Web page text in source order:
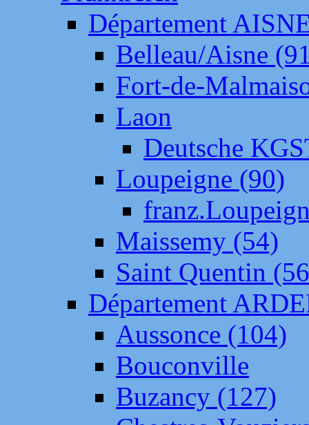
Département
Belleau/Aisne
Fort-de-
Laon
Deutsche
Loupeigne (90)
Maissemy (54)
Saint Quentin
Département
Aussonce (104)
Bouconville
Buzancy (127)